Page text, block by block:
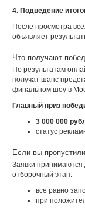
4. Подведение
После просмотра
объявляет
Что получают
По результатам
получат шанс
финальном шоу в
Главный приз
3 000 000
статус
Если вы
Заявки принимаются
отборочный этап:
все равно
при